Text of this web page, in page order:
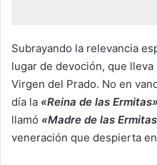
Subrayando la relevancia
lugar de devoción, que
Virgen del Prado. No en
día la «Reina de las Ermitas»
llamó «Madre de las
veneración que despierta